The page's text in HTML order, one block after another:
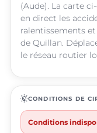
(Aude). La carte
en direct les
ralentissements
de Quillan.
le réseau routier
routineCONDITIONS DE
Conditions